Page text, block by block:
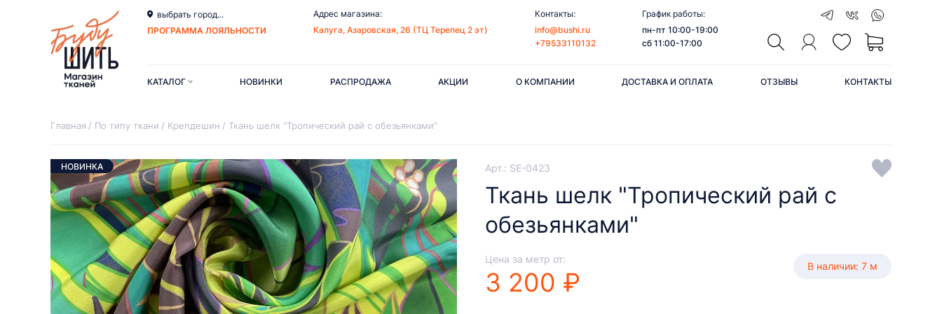
выбрать город...
ПРОГРАММА ЛОЯЛЬНОСТИ
Адрес магазина:
Калуга, Азаровская, 26 (ТЦ Терепец 2 эт)
Контакты:
info@bushi.ru
+79533110132
График работы:
пн-пт 10:00-19:00
сб 11:00-17:00
КАТАЛОГ НОВИНКИ РАСПРОДАЖА АКЦИИ О КОМПАНИИ ДОСТАВКА И ОПЛАТА ОТЗЫВЫ КОНТАКТЫ
Главная По типу ткани Крепдешин Ткань шелк "Тропический рай с обезьянками"
Арт.: SE-0423
Ткань шелк "Тропический рай с
обезьянками"
Цена за метр от:
3 200 ₽
В наличии: 7 м
НОВИНКА